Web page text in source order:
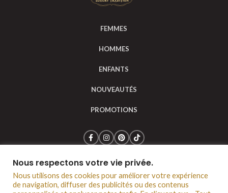
FEMMES
HOMMES
ENFANTS
NOUVEAUTÉS
PROMOTIONS
Saphir Caftan © 2024 Mentions légales CGV
Politique de confidentialité Notre boutique à Lyon
Nous respectons votre vie privée.
Nous utilisons des cookies pour améliorer votre expérience
de navigation, diffuser des publicités ou des contenus